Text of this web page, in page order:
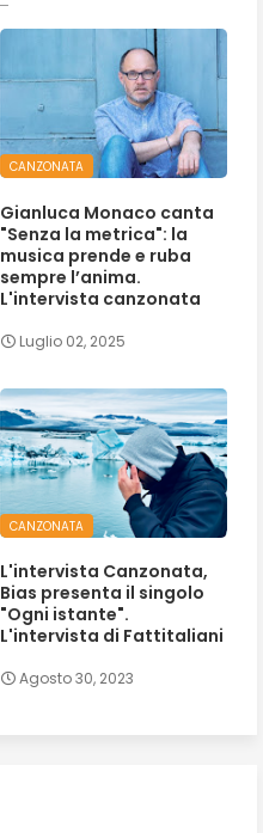
CANZONATA
Gianluca Monaco canta
"Senza la metrica": la
musica prende e ruba
sempre l’anima.
L'intervista canzonata
Luglio 02, 2025
CANZONATA
L'intervista Canzonata,
Bias presenta il singolo
"Ogni istante".
L'intervista di Fattitaliani
Agosto 30, 2023